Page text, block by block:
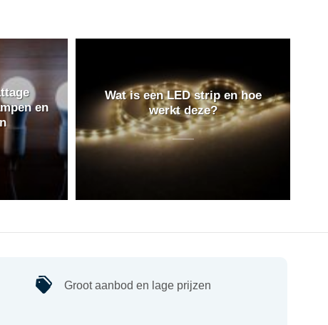
en
Wat is een LED strip en hoe
werkt deze?
Groot aanbod en lage prijzen